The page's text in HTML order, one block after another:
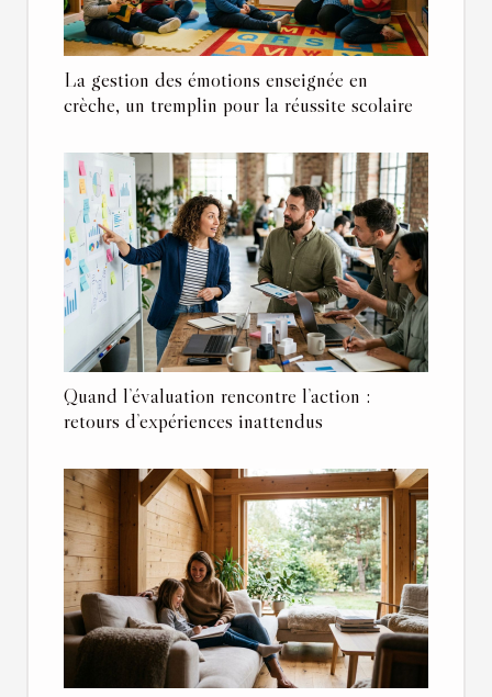
La gestion des émotions enseignée en
crèche, un tremplin pour la réussite scolaire
Quand l’évaluation rencontre l’action :
retours d’expériences inattendus